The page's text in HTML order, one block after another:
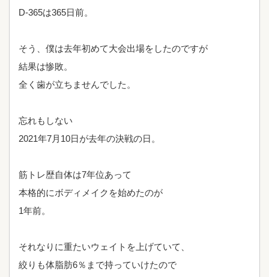
D-365は365日前。
そう、僕は去年初めて大会出場をしたのですが
結果は惨敗。
全く歯が立ちませんでした。
忘れもしない
2021年7月10日が去年の決戦の日。
筋トレ歴自体は7年位あって
本格的にボディメイクを始めたのが
1年前。
それなりに重たいウェイトを上げていて、
絞りも体脂肪6％まで持っていけたので